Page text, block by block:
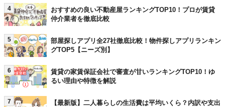
4
おすすめの良い不動産屋ランキングTOP10！プロが賃貸
仲介業者を徹底比較
5
部屋探しアプリ全27社徹底比較！物件探しアプリランキン
グTOP5【ニーズ別】
6
賃貸の家賃保証会社で審査が甘いランキングTOP10！ゆ
るい理由や特徴を解説
7
【最新版】二人暮らしの生活費は平均いくら？内訳や支出